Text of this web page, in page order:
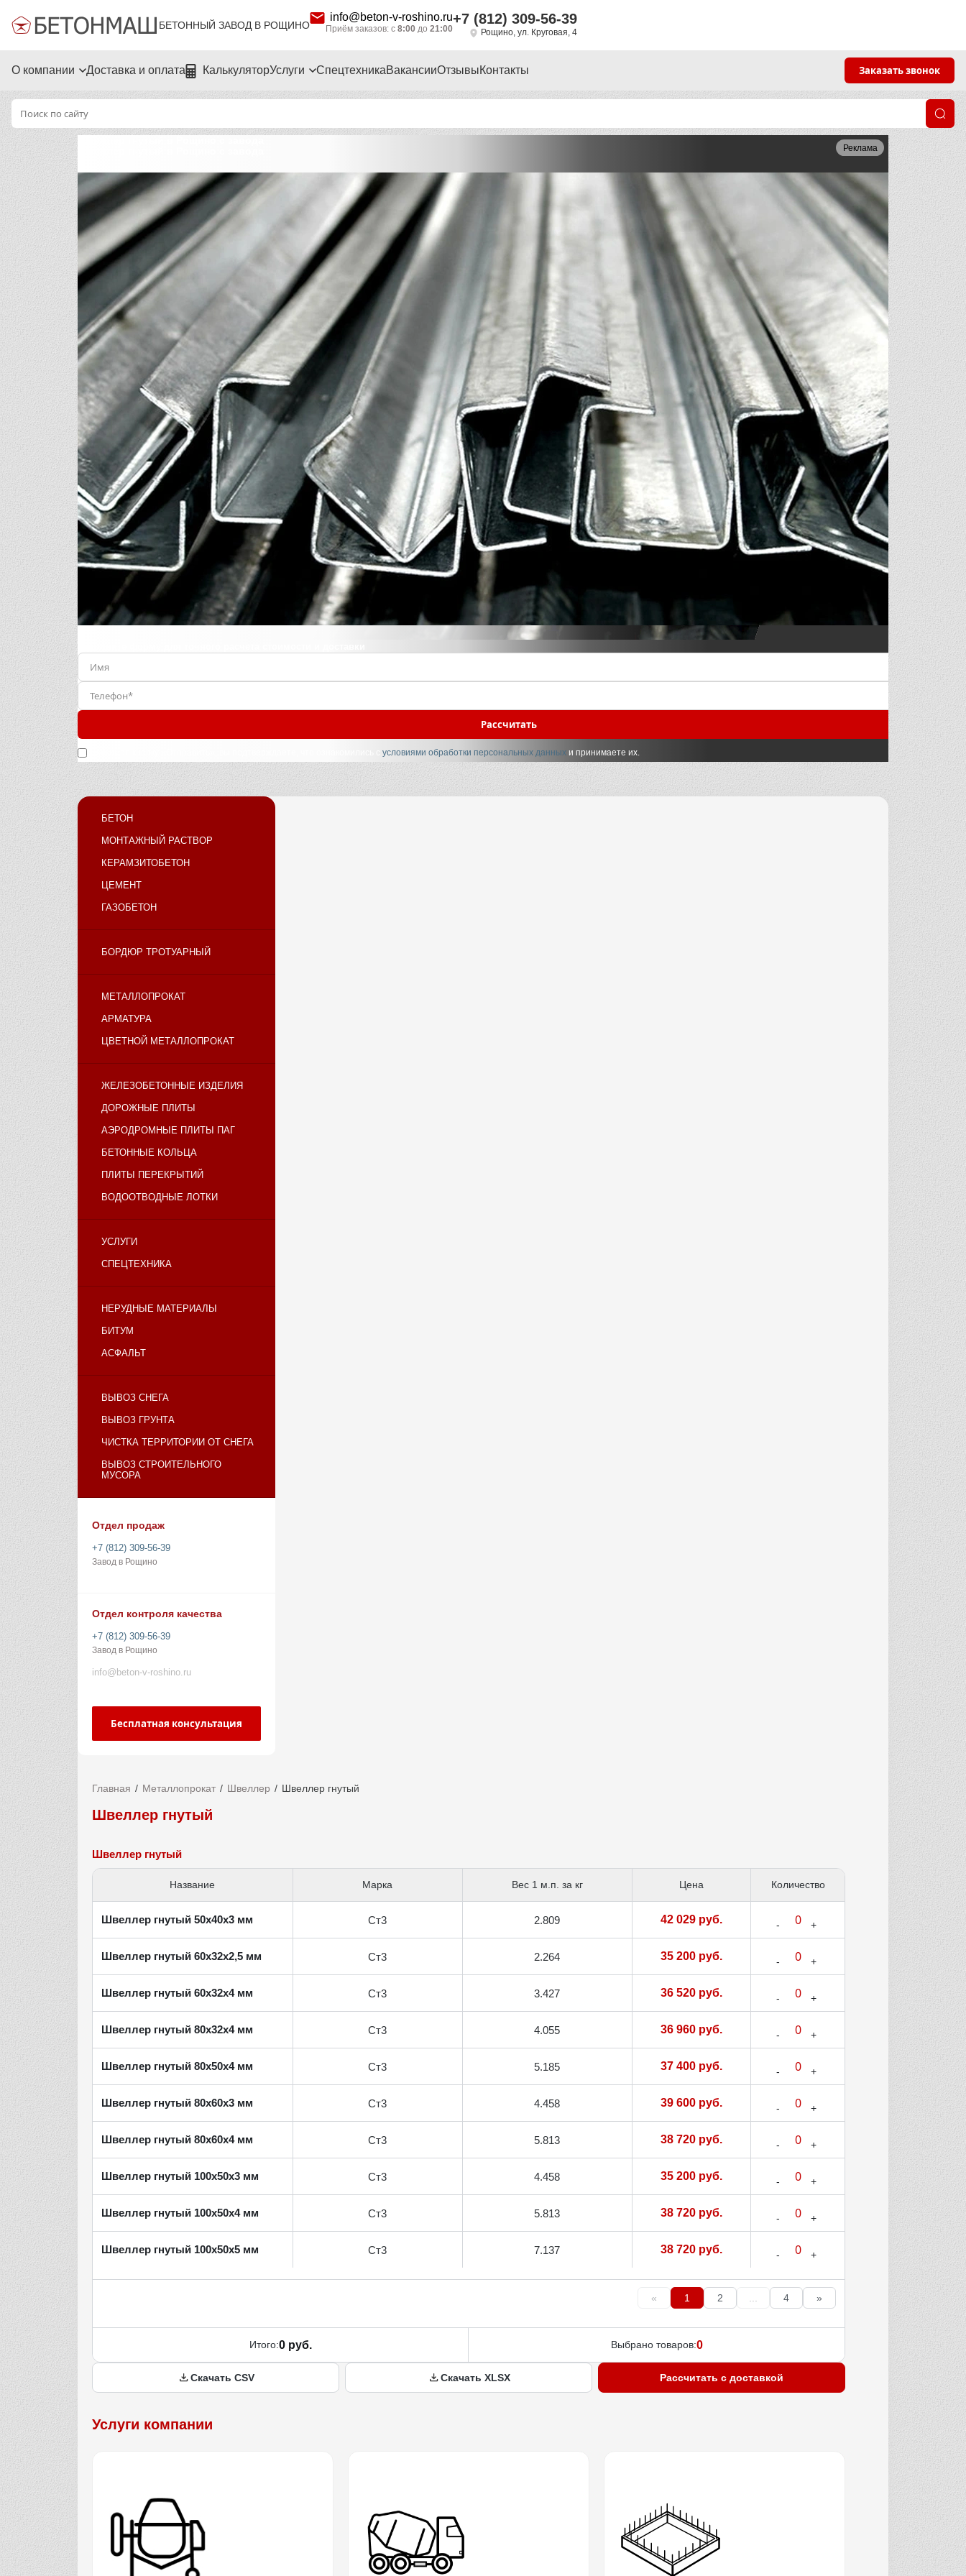
БЕТОННЫЙ ЗАВОД В РОЩИНО
info@beton-v-roshino.ru
Приём заказов: с 8:00 до 21:00
+7 (812) 309-56-39
Рощино, ул. Круговая, 4
О компании Доставка и оплата КалькуляторУслуги СпецтехникаВакансииОтзывыКонтакты Заказать звонок
Реклама
Рассчитать
Нажимая кнопку «Отправить», вы подтверждаете, что ознакомились сусловиями обработки персональных данных и принимаете их.
БЕТОН
МОНТАЖНЫЙ РАСТВОР
КЕРАМЗИТОБЕТОН
ЦЕМЕНТ
ГАЗОБЕТОН
БОРДЮР ТРОТУАРНЫЙ
МЕТАЛЛОПРОКАТ
АРМАТУРА
ЦВЕТНОЙ МЕТАЛЛОПРОКАТ
ЖЕЛЕЗОБЕТОННЫЕ ИЗДЕЛИЯ
ДОРОЖНЫЕ ПЛИТЫ
АЭРОДРОМНЫЕ ПЛИТЫ ПАГ
БЕТОННЫЕ КОЛЬЦА
ПЛИТЫ ПЕРЕКРЫТИЙ
ВОДООТВОДНЫЕ ЛОТКИ
УСЛУГИ
СПЕЦТЕХНИКА
НЕРУДНЫЕ МАТЕРИАЛЫ
БИТУМ
АСФАЛЬТ
ВЫВОЗ СНЕГА
ВЫВОЗ ГРУНТА
ЧИСТКА ТЕРРИТОРИИ ОТ СНЕГА
ВЫВОЗ СТРОИТЕЛЬНОГО
МУСОРА
Отдел продаж
+7 (812) 309-56-39
Завод в Рощино
Отдел контроля качества
+7 (812) 309-56-39
Завод в Рощино
info@beton-v-roshino.ru
Бесплатная консультация
Главная Металлопрокат Швеллер Швеллер гнутый
Швеллер гнутый
Швеллер гнутый
Название Марка Вес 1 м.п. за кг Цена Количество
Швеллер гнутый 50х40х3 мм Ст3 2.809 42 029 руб.
Швеллер гнутый 60х32х2,5 мм Ст3 2.264 35 200 руб.
Швеллер гнутый 60х32х4 мм Ст3 3.427 36 520 руб.
Швеллер гнутый 80х32х4 мм Ст3 4.055 36 960 руб.
Швеллер гнутый 80х50х4 мм Ст3 5.185 37 400 руб.
Швеллер гнутый 80х60х3 мм Ст3 4.458 39 600 руб.
Швеллер гнутый 80х60х4 мм Ст3 5.813 38 720 руб.
Швеллер гнутый 100х50х3 мм Ст3 4.458 35 200 руб.
Швеллер гнутый 100х50х4 мм Ст3 5.813 38 720 руб.
Швеллер гнутый 100х50х5 мм Ст3 7.137 38 720 руб.
« 1 2 ... 4 »
Итого:0 руб. Выбрано товаров:0
Скачать CSV Скачать XLSX Рассчитать с доставкой
Услуги компании